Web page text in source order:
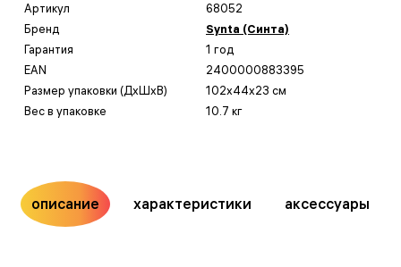
Артикул
68052
Бренд
Synta (Синта)
Гарантия
1 год
EAN
2400000883395
Размер упаковки (ДxШxВ)
102x44x23 см
Вес в упаковке
10.7 кг
описание характеристики аксессуары